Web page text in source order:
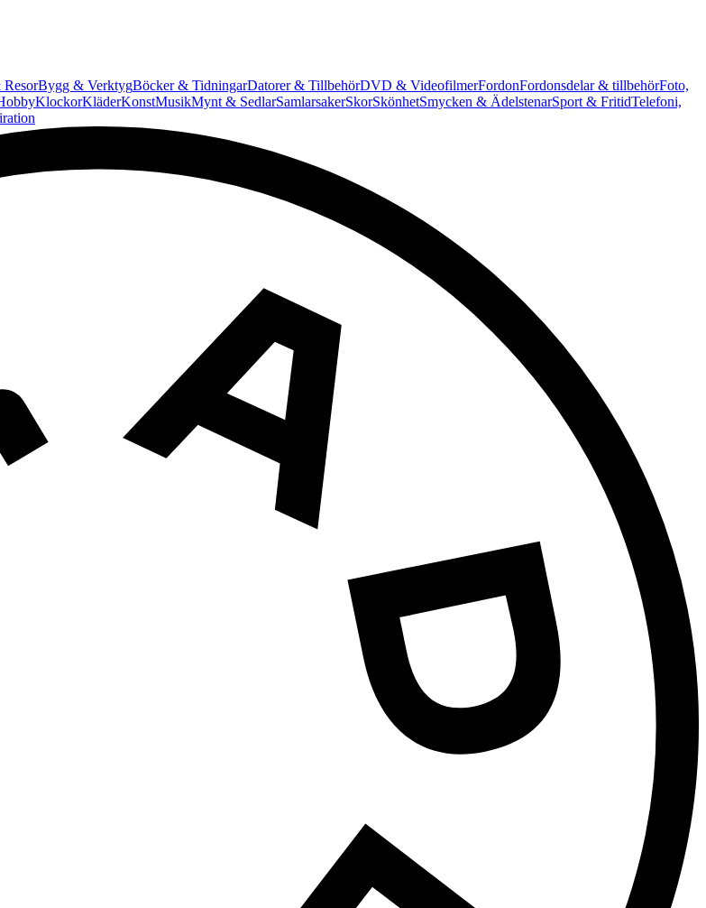
Bygg & VerktygBöcker & TidningarDatorer & TillbehörDVD & VideofilmerFordonFordonsdelar & tillbehörFoto,
KlockorKläderKonstMusikMynt & SedlarSamlarsakerSkorSkönhetSmycken & ÄdelstenarSport & FritidTelefoni,